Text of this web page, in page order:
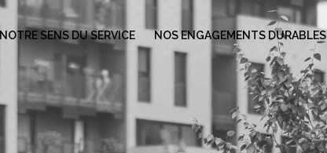
NOTRE SENS DU SERVICE NOS ENGAGEMENTS DURABLES